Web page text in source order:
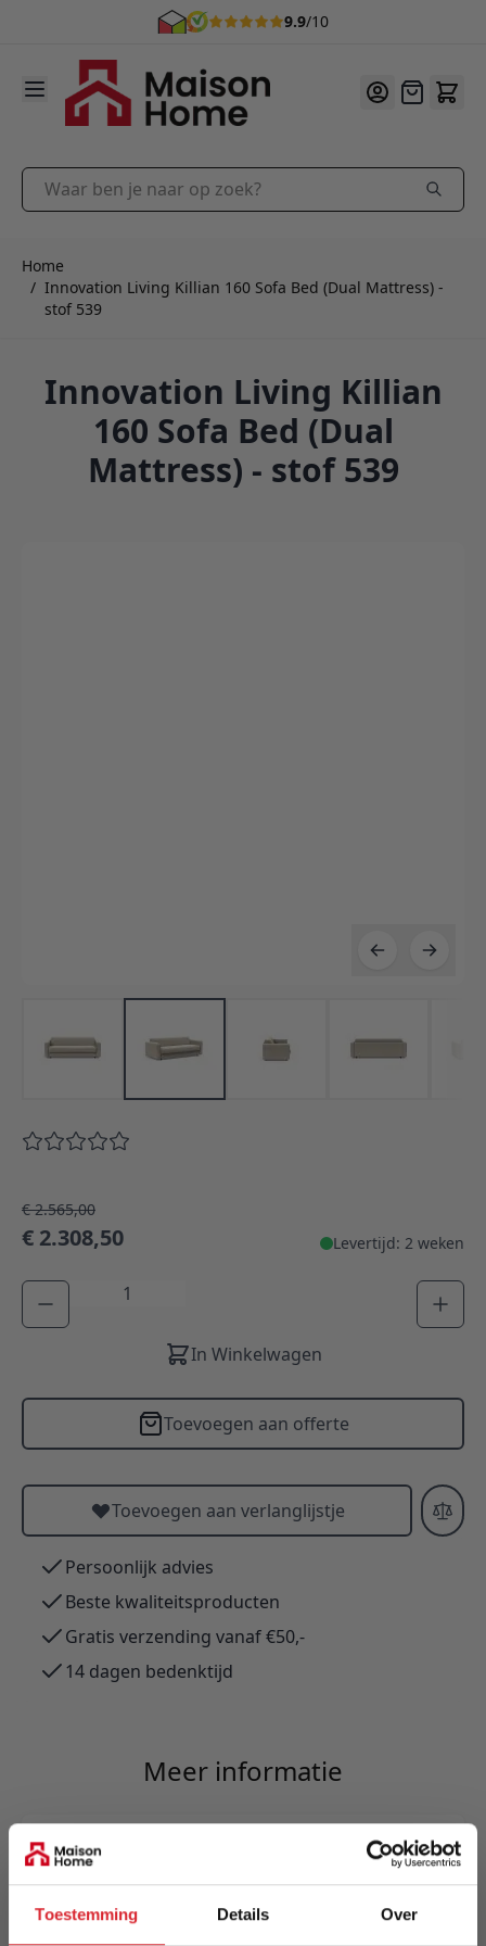
Toestemming Details Over
9.9/10
Ga naar de inhoud
Offerte
Waar ben je naar op zoek?
Home
/ Innovation Living Killian 160 Sofa Bed (Dual Mattress) -
stof 539
Innovation Living Killian
160 Sofa Bed (Dual
Mattress) - stof 539
€ 2.565,00
€ 2.308,50 Levertijd: 2 weken
Aantal
In Winkelwagen
Toevoegen aan offerte
Toevoegen aan verlanglijstje
Persoonlijk advies
Beste kwaliteitsproducten
Gratis verzending vanaf €50,-
14 dagen bedenktijd
Meer informatie
Merk
Innovation Living
EAN